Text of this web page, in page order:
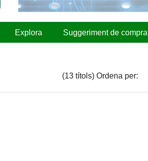
Explora Suggeriment de compra
(13 títols) Ordena per: